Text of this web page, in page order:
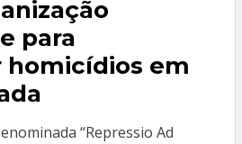
para
homicídios em
“Repressio Ad